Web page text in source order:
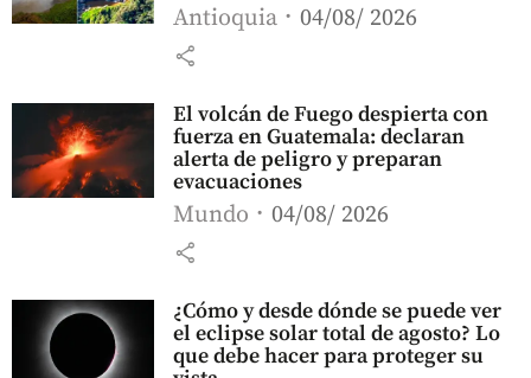
Antioquia 04/08/ 2026
share
El volcán de Fuego despierta con
fuerza en Guatemala: declaran
alerta de peligro y preparan
evacuaciones
Mundo 04/08/ 2026
share
¿Cómo y desde dónde se puede ver
el eclipse solar total de agosto? Lo
que debe hacer para proteger su